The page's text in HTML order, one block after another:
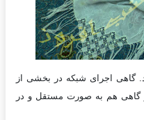
گاهی اجرای شبکه در بخشی از
گاهی هم به صورت مستقل و در